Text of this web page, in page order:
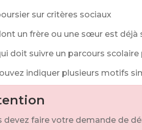
sur critères sociaux
un frère ou une sœur est
doit suivre un parcours
indiquer plusieurs motifs
devez faire votre demande de